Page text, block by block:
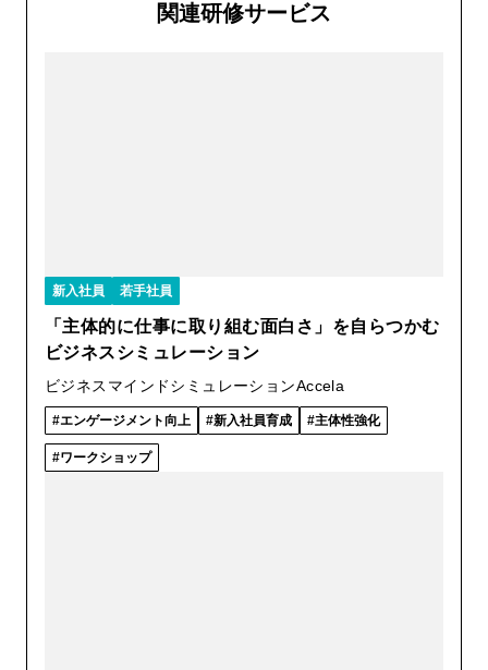
関連研修サービス
新入社員 若手社員
「主体的に仕事に取り組む面白さ」を自らつかむ
ビジネスシミュレーション
ビジネスマインドシミュレーションAccela
エンゲージメント向上 新入社員育成 主体性強化
ワークショップ